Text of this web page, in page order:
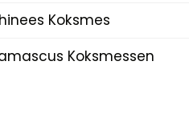
Koksmes
Koksmessen